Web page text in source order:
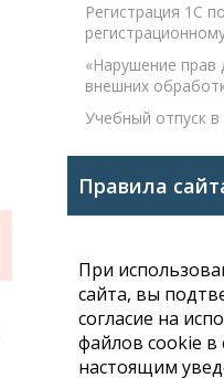
Регистрация 1С по
«Нарушение прав
внешних
Учебный отпуск
Правила
При
сайта, вы
согласие на
файлов cookie в
настоящим